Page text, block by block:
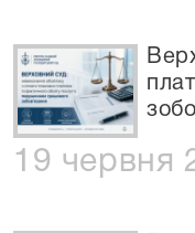
19 червня